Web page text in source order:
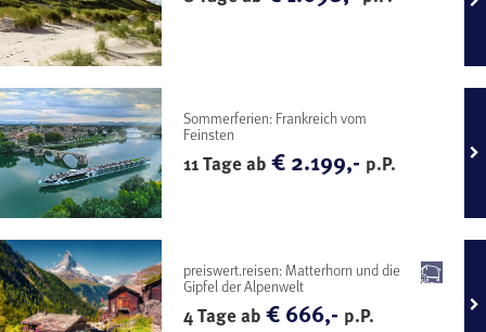
Sommerferien: Frankreich vom
Feinsten
11 Tage ab€ 2.199,- p.P.
preiswert.reisen: Matterhorn und die
Gipfel der Alpenwelt
4 Tage ab€ 666,- p.P.